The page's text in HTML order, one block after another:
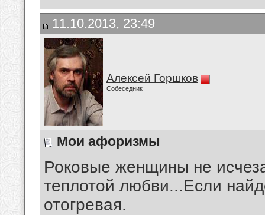
11.10.2013, 23:49
Алексей Горшков
Собеседник
Мои афоризмы
Роковые женщины не
теплотой любви...Если
отогревая.